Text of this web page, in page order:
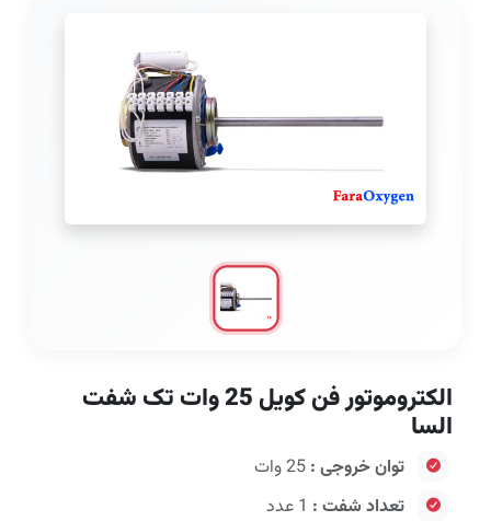
الکتروموتور فن کویل 25 وات تک شفت
السا
توان خروجی :
تعداد شفت :